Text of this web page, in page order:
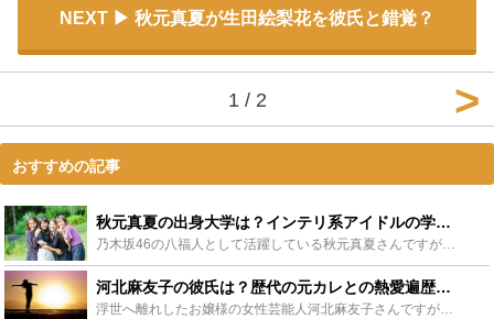
NEXT 秋元真夏が生田絵梨花を彼氏と錯覚？
1 / 2
おすすめの記事
秋元真夏の出身大学は？インテリ系アイドルの学歴や家族構成について詳しく解説！ - Leisurego(レジャーゴー)
乃木坂46の八福人として活躍している秋元真夏さんですが、大学での卒業が危ぶまれています。お嬢様学校として有名大学に通っている秋元真夏さん。留年の噂も出ている一方でどんどん人気になっていく、そんな彼女...
河北麻友子の彼氏は？歴代の元カレとの熱愛遍歴や現在の結婚の噂も！ - Leisurego(レジャーゴー)
浮世へ離れしたお嬢様の女性芸能人河北麻友子さんですが、恋多き女で有名で彼氏の噂が絶えることはなくその彼氏も有名な方が多いです。今回は河北麻友子さんと今までの彼氏と間も無く結婚かと言われている噂につい...